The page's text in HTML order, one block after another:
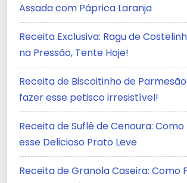
Assada com Páprica Laranja
Receita Exclusiva: Ragu de
na Pressão, Tente Hoje!
Receita de Biscoitinho de
fazer esse petisco irresistível!
Receita de Suflê de Cenoura:
esse Delicioso Prato Leve
Receita de Granola Caseira: Como